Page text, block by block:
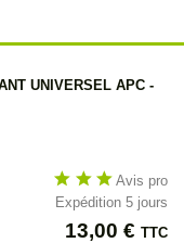
UNIVERSEL APC -
star star star Avis pro
Expédition 5 jours
Prix
13,00 € TTC